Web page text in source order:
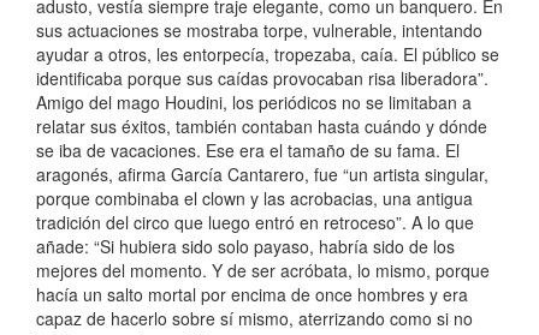
adusto, vestía siempre traje elegante, como un banquero. En
sus actuaciones se mostraba torpe, vulnerable, intentando
ayudar a otros, les entorpecía, tropezaba, caía. El público se
identificaba porque sus caídas provocaban risa liberadora”.
Amigo del mago Houdini, los periódicos no se limitaban a
relatar sus éxitos, también contaban hasta cuándo y dónde
se iba de vacaciones. Ese era el tamaño de su fama. El
aragonés, afirma García Cantarero, fue “un artista singular,
porque combinaba el clown y las acrobacias, una antigua
tradición del circo que luego entró en retroceso”. A lo que
añade: “Si hubiera sido solo payaso, habría sido de los
mejores del momento. Y de ser acróbata, lo mismo, porque
hacía un salto mortal por encima de once hombres y era
capaz de hacerlo sobre sí mismo, aterrizando como si no